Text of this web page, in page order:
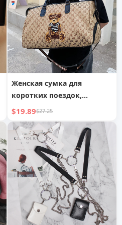
Женская сумка для
коротких поездок,
вместительная сумка для
плавания, йоги, фитнеса
$19.89$27.25